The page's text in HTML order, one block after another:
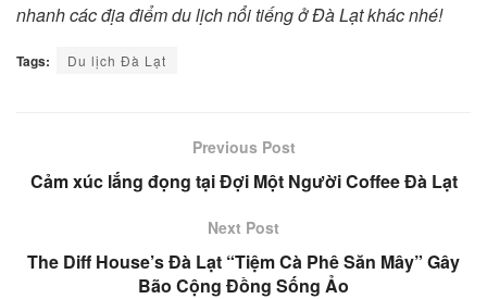
nhanh các địa điểm du lịch nổi tiếng ở Đà Lạt khác nhé!
Tags: Du lịch Đà Lạt
Previous Post
Cảm xúc lắng đọng tại Đợi Một Người Coffee Đà Lạt
Next Post
The Diff House’s Đà Lạt “Tiệm Cà Phê Săn Mây” Gây
Bão Cộng Đồng Sống Ảo